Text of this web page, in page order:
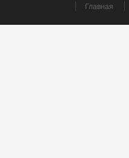
Главная